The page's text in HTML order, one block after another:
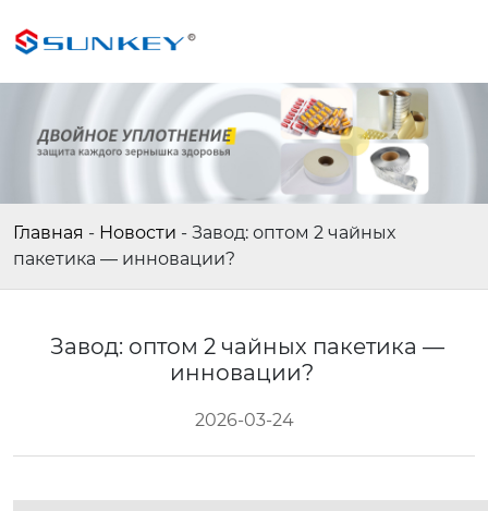
Главная - Новости - Завод: оптом 2 чайных
пакетика — инновации?
Завод: оптом 2 чайных пакетика —
инновации?
2026-03-24